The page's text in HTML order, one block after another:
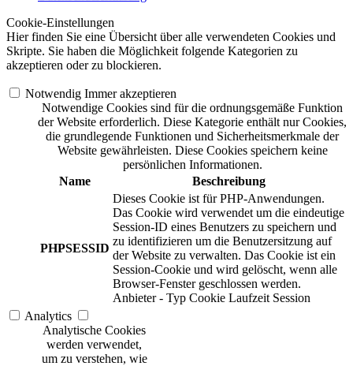
Cookie-Einstellungen
Hier finden Sie eine Übersicht über alle verwendeten Cookies und
Skripte. Sie haben die Möglichkeit folgende Kategorien zu
akzeptieren oder zu blockieren.
Notwendig Immer akzeptieren
Notwendige Cookies sind für die ordnungsgemäße Funktion
der Website erforderlich. Diese Kategorie enthält nur Cookies,
die grundlegende Funktionen und Sicherheitsmerkmale der
Website gewährleisten. Diese Cookies speichern keine
persönlichen Informationen.
Name
Beschreibung
PHPSESSID
Dieses Cookie ist für PHP-Anwendungen.
Das Cookie wird verwendet um die eindeutige
Session-ID eines Benutzers zu speichern und
zu identifizieren um die Benutzersitzung auf
der Website zu verwalten. Das Cookie ist ein
Session-Cookie und wird gelöscht, wenn alle
Browser-Fenster geschlossen werden.
Anbieter - Typ Cookie Laufzeit Session
Analytics
Analytische Cookies
werden verwendet,
um zu verstehen, wie